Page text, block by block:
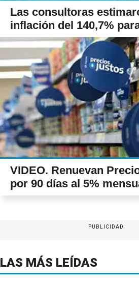
Las consultoras
inflación del 140,7%
VIDEO. Renuevan
por 90 días al 5%
PUBLICIDAD
LAS MÁS LEÍDAS